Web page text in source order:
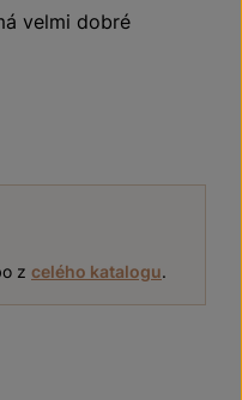
velmi dobré
z celého katalogu.